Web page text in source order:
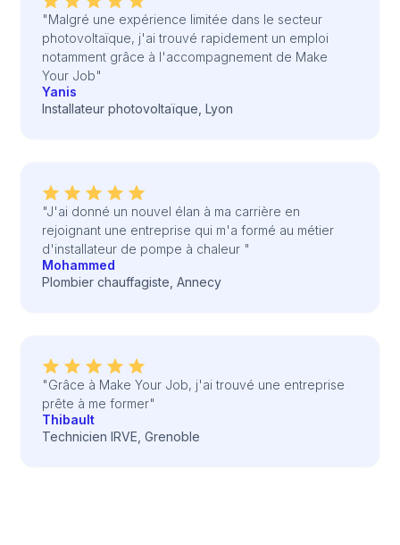
"Malgré une expérience limitée dans le secteur
photovoltaïque, j'ai trouvé rapidement un emploi
notamment grâce à l'accompagnement de Make
Your Job"
Yanis
Installateur photovoltaïque, Lyon
"J'ai donné un nouvel élan à ma carrière en
rejoignant une entreprise qui m'a formé au métier
d'installateur de pompe à chaleur "
Mohammed
Plombier chauffagiste, Annecy
"Grâce à Make Your Job, j'ai trouvé une entreprise
prête à me former"
Thibault
Technicien IRVE, Grenoble